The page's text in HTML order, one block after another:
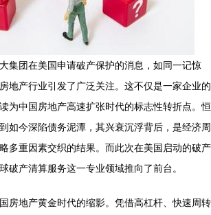
集团在美国申请破产保护的消息，如同一记惊
地产行业引发了广泛关注。这不仅是一家企业的
为中国房地产高速扩张时代的标志性转折点。恒
如今深陷债务泥潭，其兴衰沉浮背后，是经济周
多重因素交织的结果。而此次在美国启动的破产
破产清算服务这一专业领域推向了前台。
房地产黄金时代的缩影。凭借高杠杆、快速周转